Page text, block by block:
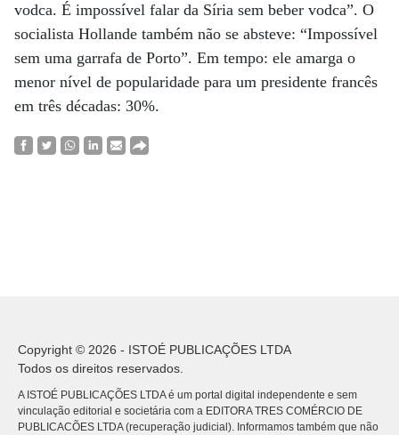
vodca. É impossível falar da Síria sem beber vodca”. O
socialista Hollande também não se absteve: “Impossível
sem uma garrafa de Porto”. Em tempo: ele amarga o
menor nível de popularidade para um presidente francês
em três décadas: 30%.
Copyright © 2026 - ISTOÉ PUBLICAÇÕES LTDA
Todos os direitos reservados.
A ISTOÉ PUBLICAÇÕES LTDA é um portal digital independente e sem
vinculação editorial e societária com a EDITORA TRES COMÉRCIO DE
PUBLICACÕES LTDA (recuperação judicial). Informamos também que não